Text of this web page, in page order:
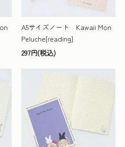
A5サイズノート Kawaii Mon
Peluche[reading]
297円(税込)